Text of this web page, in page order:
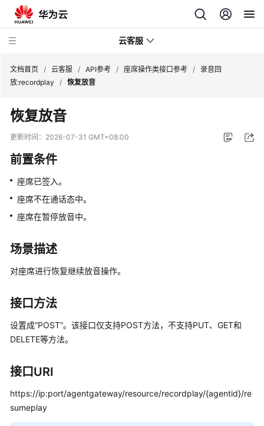
云客服
最
新
动
品
介
绍
速
门
用
指
南
价
说
明
文档首页 / 云客服 / API参考 / 座席操作类接口参考 / 录音回
放:recordplay
/ 恢复放音
恢复放音
更新时间： 2026-07-31 GMT+08:00
前置条件
座席已签入。
座席不在通话态中。
座席在暂停放音中。
场景描述
对座席进行恢复继续放音操作。
接口方法
设置成“POST”。该接口仅支持POST方法，不支持PUT、GET和
DELETE等方法。
接口URI
https://ip:port/agentgateway/resource/recordplay/{agentid}/re
sumeplay